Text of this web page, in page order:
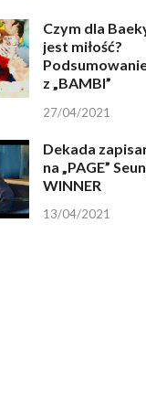
Czym dla
jest miłość?
z „BAMBI”
27/04/2021
Dekada
na „PAGE”
WINNER
13/04/2021